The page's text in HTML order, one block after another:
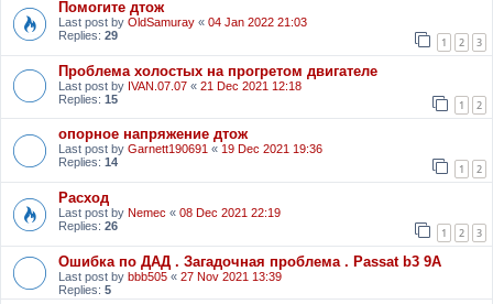
Помогите дтож
Last post by OldSamuray « 04 Jan 2022 21:03
Replies: 29 1 2 3
Проблема холостых на прогретом двигателе
Last post by IVAN.07.07 « 21 Dec 2021 12:18
Replies: 15 1 2
опорное напряжение дтож
Last post by Garnett190691 « 19 Dec 2021 19:36
Replies: 14 1 2
Расход
Last post by Nemec « 08 Dec 2021 22:19
Replies: 26 1 2 3
Ошибка по ДАД . Загадочная проблема . Passat b3 9A
Last post by bbb505 « 27 Nov 2021 13:39
Replies: 5